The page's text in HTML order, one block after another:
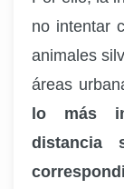
no intentar
animales
áreas
lo más
distancia